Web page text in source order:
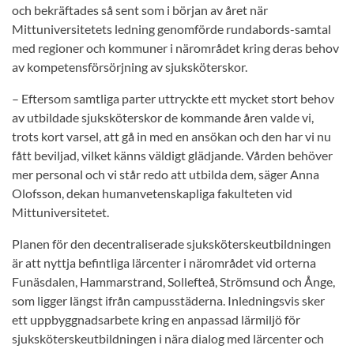
och bekräftades så sent som i början av året när
Mittuniversitetets ledning genomförde rundabords-samtal
med regioner och kommuner i närområdet kring deras behov
av kompetensförsörjning av sjuksköterskor.
– Eftersom samtliga parter uttryckte ett mycket stort behov
av utbildade sjuksköterskor de kommande åren valde vi,
trots kort varsel, att gå in med en ansökan och den har vi nu
fått beviljad, vilket känns väldigt glädjande. Vården behöver
mer personal och vi står redo att utbilda dem, säger Anna
Olofsson, dekan humanvetenskapliga fakulteten vid
Mittuniversitetet.
Planen för den decentraliserade sjuksköterskeutbildningen
är att nyttja befintliga lärcenter i närområdet vid orterna
Funäsdalen, Hammarstrand, Sollefteå, Strömsund och Ånge,
som ligger längst ifrån campusstäderna. Inledningsvis sker
ett uppbyggnadsarbete kring en anpassad lärmiljö för
sjuksköterskeutbildningen i nära dialog med lärcenter och